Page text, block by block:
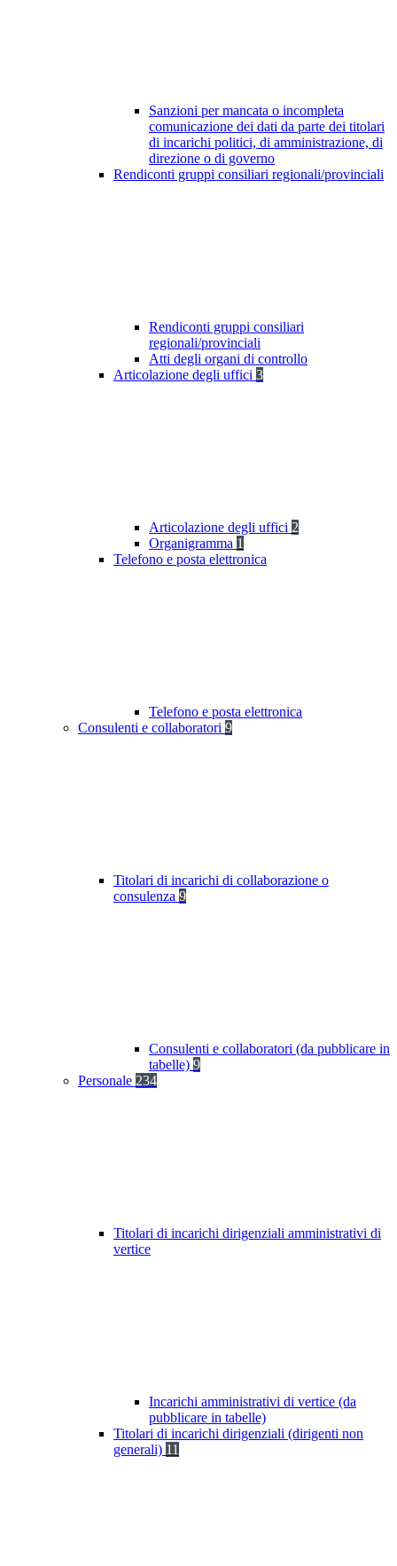
Sanzioni per mancata o incompleta
comunicazione dei dati da parte dei titolari
di incarichi politici, di amministrazione, di
direzione o di governo
Rendiconti gruppi consiliari regionali/provinciali
Rendiconti gruppi consiliari
regionali/provinciali
Atti degli organi di controllo
Articolazione degli uffici 3
Articolazione degli uffici 2
Organigramma 1
Telefono e posta elettronica
Telefono e posta elettronica
Consulenti e collaboratori 9
Titolari di incarichi di collaborazione o
consulenza 9
Consulenti e collaboratori (da pubblicare in
tabelle) 9
Personale 234
Titolari di incarichi dirigenziali amministrativi di
vertice
Incarichi amministrativi di vertice (da
pubblicare in tabelle)
Titolari di incarichi dirigenziali (dirigenti non
generali) 11